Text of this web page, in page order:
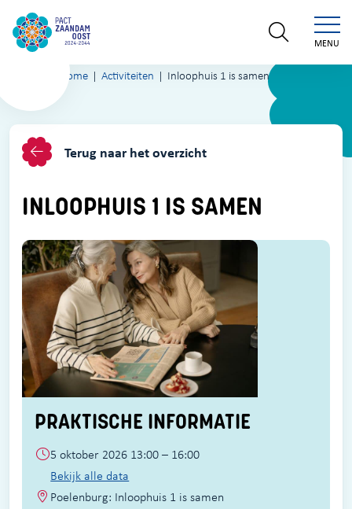
MENU
Home Activiteiten Inloophuis 1 is samen
Terug naar het overzicht
INLOOPHUIS 1 IS SAMEN
PRAKTISCHE INFORMATIE
5 oktober 2026 13:00 – 16:00
Bekijk alle data
Poelenburg: Inloophuis 1 is samen